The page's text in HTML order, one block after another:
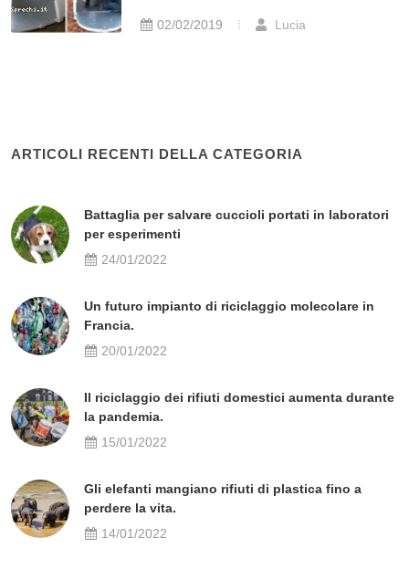
02/02/2019 Lucia
ARTICOLI RECENTI DELLA CATEGORIA
Battaglia per salvare cuccioli portati in laboratori
per esperimenti
24/01/2022
Un futuro impianto di riciclaggio molecolare in
Francia.
20/01/2022
Il riciclaggio dei rifiuti domestici aumenta durante
la pandemia.
15/01/2022
Gli elefanti mangiano rifiuti di plastica fino a
perdere la vita.
14/01/2022